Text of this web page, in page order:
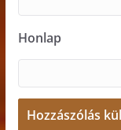
Honlap